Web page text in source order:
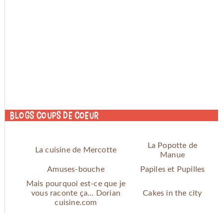
Blogs coups de coeur
La cuisine de Mercotte
La Popotte de
Manue
Amuses-bouche
Papiles et Pupilles
Mais pourquoi est-ce que je
vous raconte ça... Dorian
cuisine.com
Cakes in the city